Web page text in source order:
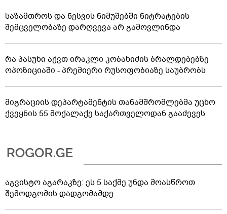
საზამთროს და ნესვის ნიმუშებში ნიტრატების
შემცველობაზე დარღვევა არ გამოვლინდა
რა პასუხი აქვთ ირაკლი კობახიძის ბრალდებებზე
ოპოზიციაში - პრემიერი რუსოფობიაზე საუბრობს
მიგრაციის დეპარტამენტის თანამშრომლებმა უცხო
ქვეყნის 55 მოქალაქე საქართველოდან გააძევეს
აგვისტო აგარაკზე: ეს 5 საქმე უნდა მოასწროთ
შემოდგომის დადგომამდე